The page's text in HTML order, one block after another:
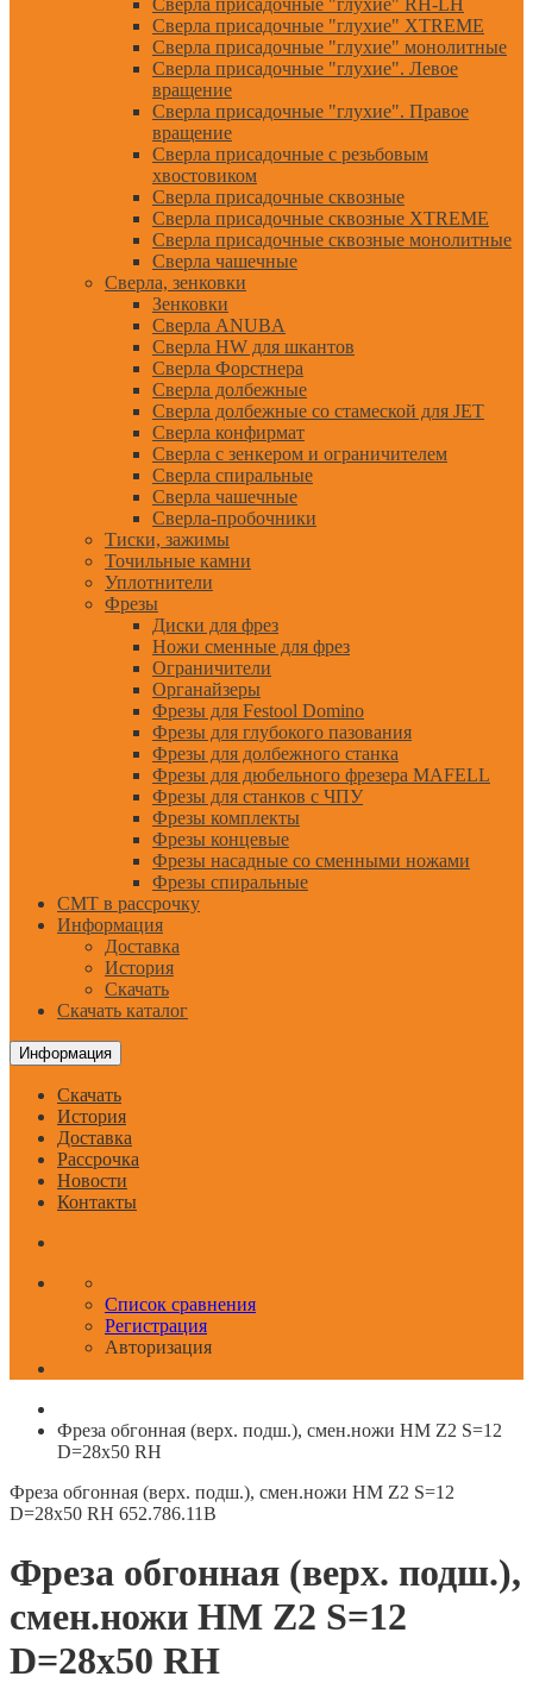
Сверла присадочные "глухие" RH-LH
Сверла присадочные "глухие" XTREME
Сверла присадочные "глухие" монолитные
Сверла присадочные "глухие". Левое
вращение
Сверла присадочные "глухие". Правое
вращение
Сверла присадочные с резьбовым
хвостовиком
Сверла присадочные сквозные
Сверла присадочные сквозные XTREME
Сверла присадочные сквозные монолитные
Сверла чашечные
Сверла, зенковки
Зенковки
Сверла ANUBA
Сверла HW для шкантов
Сверла Форстнера
Сверла долбежные
Сверла долбежные со стамеской для JET
Сверла конфирмат
Сверла с зенкером и ограничителем
Сверла спиральные
Сверла чашечные
Сверла-пробочники
Тиски, зажимы
Точильные камни
Уплотнители
Фрезы
Диски для фрез
Ножи сменные для фрез
Ограничители
Органайзеры
Фрезы для Festool Domino
Фрезы для глубокого пазования
Фрезы для долбежного станка
Фрезы для дюбельного фрезера MAFELL
Фрезы для станков с ЧПУ
Фрезы комплекты
Фрезы концевые
Фрезы насадные со сменными ножами
Фрезы спиральные
CMT в рассрочку
Информация
Доставка
История
Скачать
Скачать каталог
Информация
Скачать
История
Доставка
Рассрочка
Новости
Контакты
Список сравнения
Регистрация
Авторизация
Фреза обгонная (верх. подш.), смен.ножи HM Z2 S=12
D=28x50 RH
Фреза обгонная (верх. подш.), смен.ножи HM Z2 S=12
D=28x50 RH 652.786.11B
Фреза обгонная (верх. подш.),
смен.ножи HM Z2 S=12
D=28x50 RH